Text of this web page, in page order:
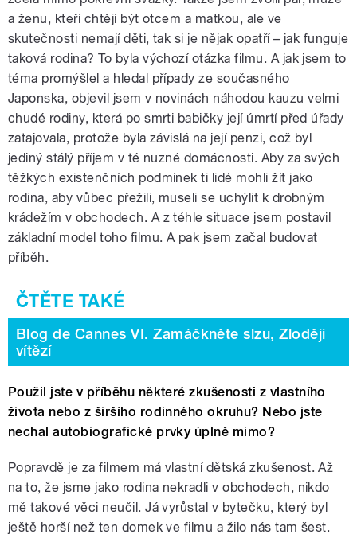
a ženu, kteří chtějí být otcem a matkou, ale ve
skutečnosti nemají děti, tak si je nějak opatří – jak funguje
taková rodina? To byla výchozí otázka filmu. A jak jsem to
téma promýšlel a hledal případy ze současného
Japonska, objevil jsem v novinách náhodou kauzu velmi
chudé rodiny, která po smrti babičky její úmrtí před úřady
zatajovala, protože byla závislá na její penzi, což byl
jediný stálý příjem v té nuzné domácnosti. Aby za svých
těžkých existenčních podmínek ti lidé mohli žít jako
rodina, aby vůbec přežili, museli se uchýlit k drobným
krádežím v obchodech. A z téhle situace jsem postavil
základní model toho filmu. A pak jsem začal budovat
příběh.
Blog de Cannes VI. Zamáčkněte slzu, Zloději
vítězí
Použil jste v příběhu některé zkušenosti z vlastního
života nebo z širšího rodinného okruhu? Nebo jste
nechal autobiografické prvky úplně mimo?
Popravdě je za filmem má vlastní dětská zkušenost. Až
na to, že jsme jako rodina nekradli v obchodech, nikdo
mě takové věci neučil. Já vyrůstal v bytečku, který byl
ještě horší než ten domek ve filmu a žilo nás tam šest.